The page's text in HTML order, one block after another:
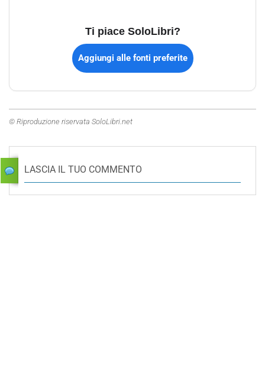
Ti piace SoloLibri?
Aggiungi alle fonti preferite
© Riproduzione riservata SoloLibri.net
LASCIA IL TUO COMMENTO